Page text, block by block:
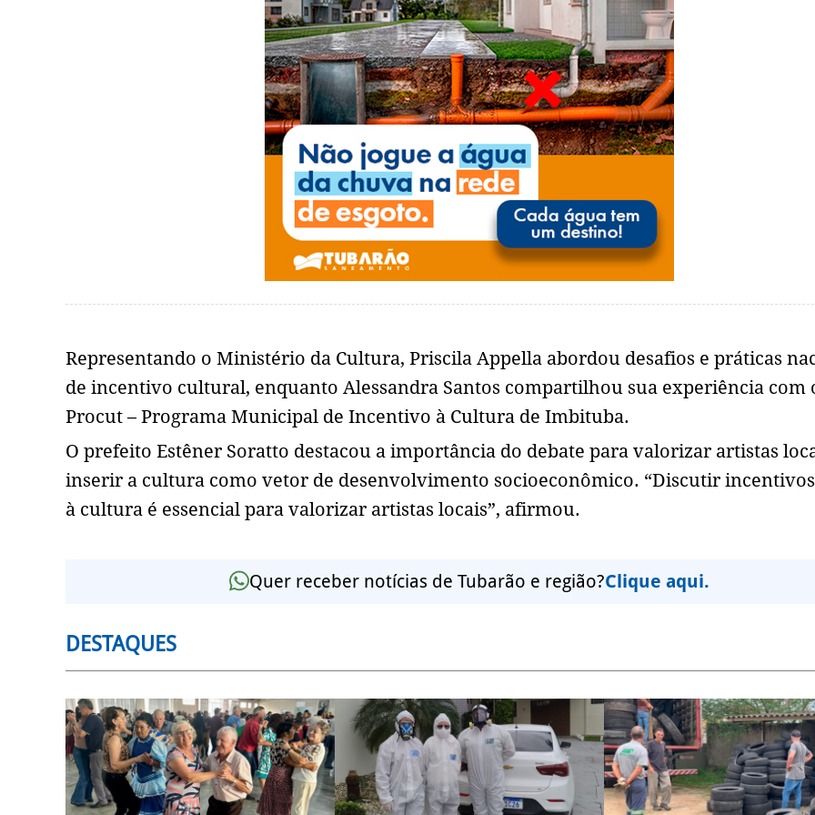
Representando o Ministério da Cultura, Priscila Appella abordou desafios e práticas
de incentivo cultural, enquanto Alessandra Santos compartilhou sua experiência com
Procut – Programa Municipal de Incentivo à Cultura de Imbituba.
O prefeito Estêner Soratto destacou a importância do debate para valorizar artistas
inserir a cultura como vetor de desenvolvimento socioeconômico. “Discutir
à cultura é essencial para valorizar artistas locais”, afirmou.
Quer receber notícias de Tubarão e região?Clique aqui.
DESTAQUES